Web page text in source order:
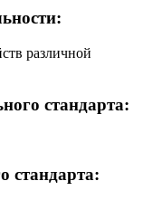
различной
стандарта:
стандарта: